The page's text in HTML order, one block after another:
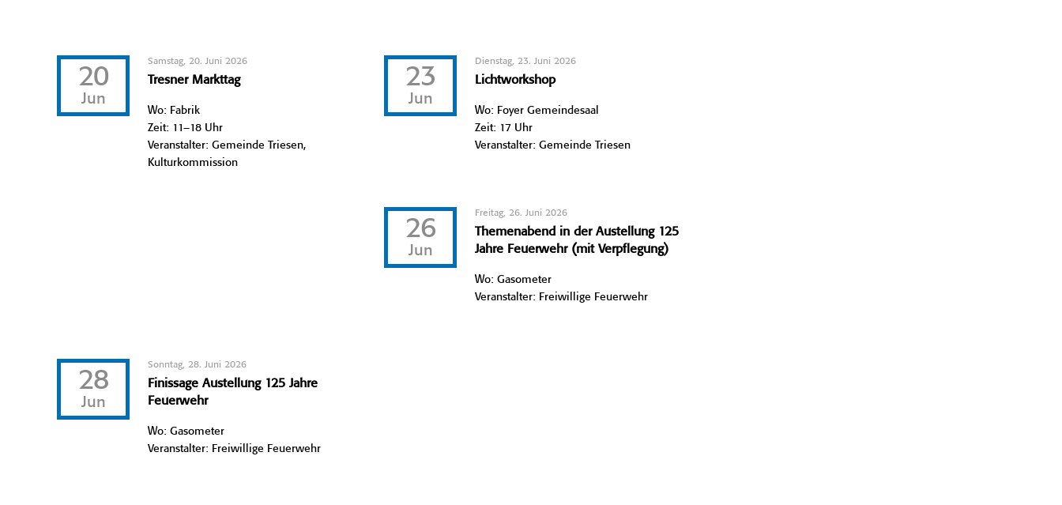
20
Jun
Samstag, 20. Juni 2026
Tresner Markttag
Wo: Fabrik
Zeit: 11–18 Uhr
Veranstalter: Gemeinde Triesen,
Kulturkommission
23
Jun
Dienstag, 23. Juni 2026
Lichtworkshop
Wo: Foyer Gemeindesaal
Zeit: 17 Uhr
Veranstalter: Gemeinde Triesen
26
Jun
Freitag, 26. Juni 2026
Themenabend in der Austellung 125
Jahre Feuerwehr (mit Verpflegung)
Wo: Gasometer
Veranstalter: Freiwillige Feuerwehr
28
Jun
Sonntag, 28. Juni 2026
Finissage Austellung 125 Jahre
Feuerwehr
Wo: Gasometer
Veranstalter: Freiwillige Feuerwehr